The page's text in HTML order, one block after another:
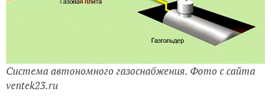
Система автономного газоснабжения. Фото с сайта
ventek23.ru